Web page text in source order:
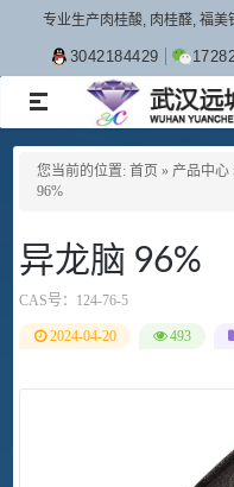
专业生产肉桂酸, 肉桂醛, 福
3042184429
TOGGLE
NAVIGATION
您当前的位置: 首页 » 产品中心
96%
异龙脑 96%
CAS号： 124-76-5
2024-04-20 493